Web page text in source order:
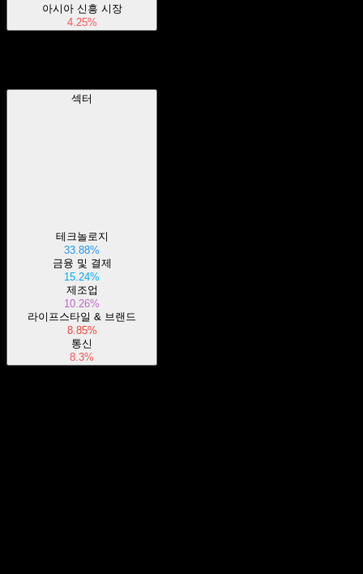
아시아 신흥 시장
4.25%
섹터
테크놀로지
33.88%
금융 및 결제
15.24%
제조업
10.26%
라이프스타일 & 브랜드
8.85%
통신
8.3%